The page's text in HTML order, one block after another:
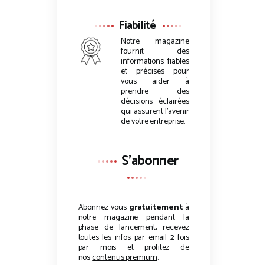
Fiabilité
Notre magazine
fournit des
informations fiables
et précises pour
vous aider à
prendre des
décisions éclairées
qui assurent l’avenir
de votre entreprise.
S'abonner
Abonnez vous gratuitementà
notre magazine pendant la
phase de lancement, recevez
toutes les infos par email 2 fois
par mois et profitez de
noscontenus premium.